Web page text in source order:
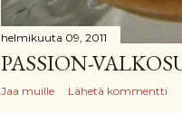
helmikuuta 09, 2011
PASSION-
Jaa muille Lähetä kommentti